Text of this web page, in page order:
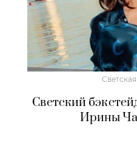
Светский
Ирины